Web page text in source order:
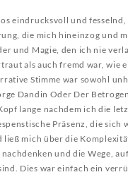
eindrucksvoll und fesselnd,
die mich hineinzog und
und Magie, den ich nie
als auch fremd war, wie
Stimme war sowohl
Dandin Oder Der
lange nachdem ich die
Präsenz, die sich
ließ mich über die
und die Wege,
Dies war einfach ein